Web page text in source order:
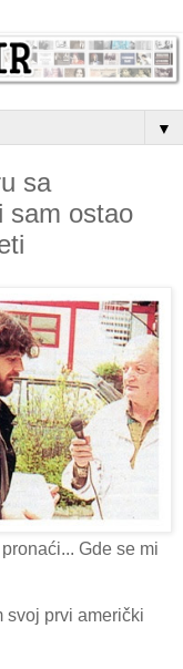
▼
sa
sam ostao
Gde se mi
svoj prvi američki